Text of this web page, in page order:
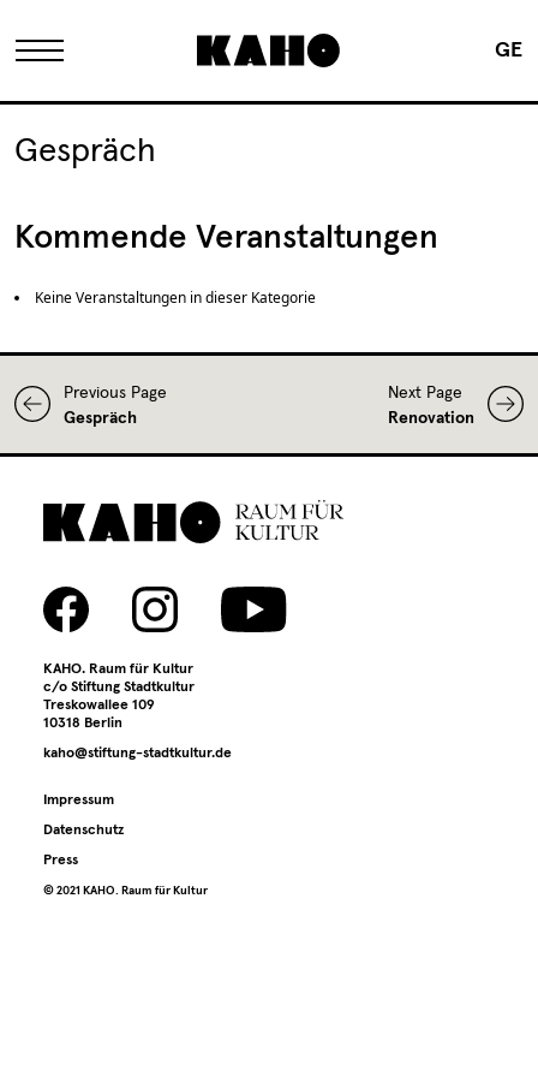
GE
The KAHO
History
Owner
Renovation
FAQ
Media library
Contact
Press
Gespräch
Kommende Veranstaltungen
Keine Veranstaltungen in dieser Kategorie
Previous Page
Gespräch
Next Page
Renovation
KAHO. Raum für Kultur
c/o Stiftung Stadtkultur
Treskowallee 109
10318 Berlin
kaho@stiftung-stadtkultur.de
Impressum
Datenschutz
Press
©️ 2021 KAHO. Raum für Kultur